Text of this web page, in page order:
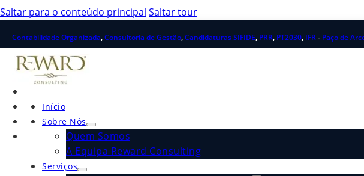
Saltar para o conteúdo principal Saltar tour
Contabilidade Organizada,Consultoria de Gestão,Candidaturas SIFIDE, PRR, PT2030, IFR- Paço de
Início
Sobre Nós
Quem Somos
A Equipa Reward Consulting
Serviços